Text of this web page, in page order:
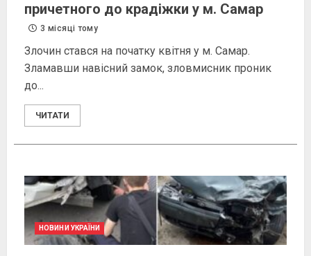
причетного до крадіжки у м. Самар
3 місяці тому
Злочин стався на початку квітня у м. Самар.
Зламавши навісний замок, зловмисник проник
до...
ЧИТАТИ
НОВИНИ УКРАЇНИ